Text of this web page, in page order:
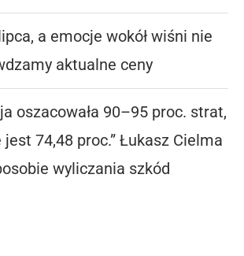
a emocje wokół wiśni nie
aktualne ceny
oszacowała 90–95 proc. strat,
74,48 proc.” Łukasz Cielma
wyliczania szkód